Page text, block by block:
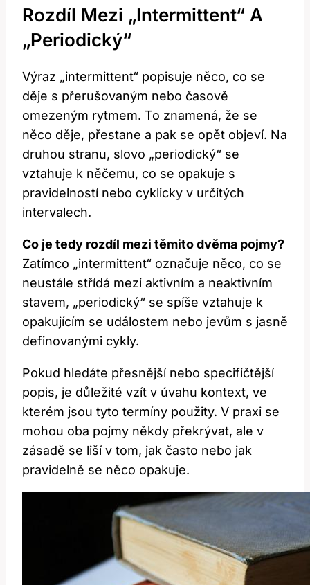
Rozdíl Mezi „Intermittent“ A
„Periodický“
Výraz „intermittent“ popisuje něco, co se
děje s přerušovaným nebo časově
omezeným rytmem. To znamená, že se
něco děje, přestane a pak se opět objeví. Na
druhou stranu, slovo „periodický“ se
vztahuje k něčemu, co se opakuje s
pravidelností nebo cyklicky v určitých
intervalech.
Co je tedy rozdíl mezi těmito dvěma pojmy?
Zatímco „intermittent“ označuje něco, co se
neustále střídá mezi aktivním a neaktivním
stavem, „periodický“ se spíše vztahuje k
opakujícím se událostem nebo jevům s jasně
definovanými cykly.
Pokud hledáte přesnější nebo specifičtější
popis, je důležité vzít v úvahu kontext, ve
kterém jsou tyto termíny použity. V praxi se
mohou oba pojmy někdy překrývat, ale v
zásadě se liší v tom, jak často nebo jak
pravidelně se něco opakuje.